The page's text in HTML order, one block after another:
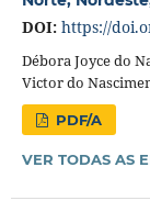
DOI: https://
Débora Joyce do
Victor do
PDF/A
VER TODAS AS